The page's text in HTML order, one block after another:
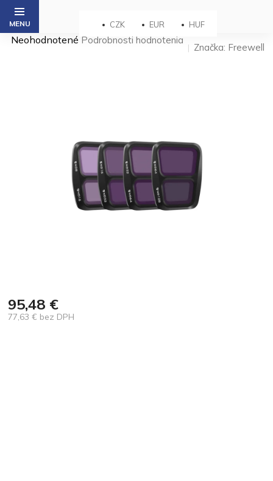
Prejsť
obsah
CZK EUR HUF
Priemerné
Neohodnotené Podrobnosti hodnotenia
Značka: Freewell
95,48 €
77,63 € bez DPH